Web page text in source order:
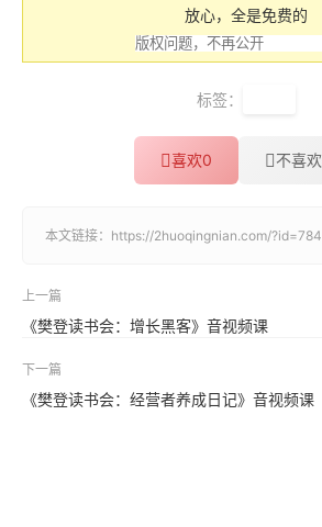
放心，全是免费的
标签：
喜欢0 不喜欢
本文链接： https://2huoqingnian.com/?id=784
上一篇
《樊登读书会：增长黑客》音视频课
下一篇
《樊登读书会：经营者养成日记》音视频课